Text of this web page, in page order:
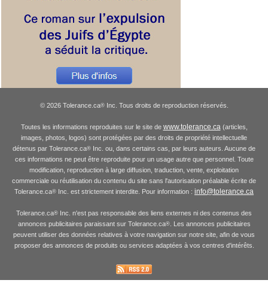
© 2026 Tolerance.ca®Inc. Tous droits de reproduction réservés.
Toutes les informations reproduites sur le site de www.tolerance.ca(articles,
images, photos, logos) sont protégées par des droits de propriété intellectuelle
détenus par Tolerance.ca® Inc. ou, dans certains cas, par leurs auteurs. Aucune de
ces informations ne peut être reproduite pour un usage autre que personnel. Toute
modification, reproduction à large diffusion, traduction, vente, exploitation
commerciale ou réutilisation du contenu du site sans l'autorisation préalable écrite de
Tolerance.ca® Inc. est strictement interdite. Pour information : info@tolerance.ca
Tolerance.ca® Inc. n'est pas responsable des liens externes ni des contenus des
annonces publicitaires paraissant sur Tolerance.ca®. Les annonces publicitaires
peuvent utiliser des données relatives à votre navigation sur notre site, afin de vous
proposer des annonces de produits ou services adaptées à vos centres d'intérêts.